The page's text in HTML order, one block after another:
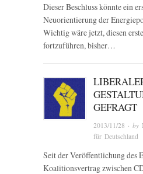
Dieser Beschluss könnte ein
Neuorientierung der
Wichtig wäre jetzt, diesen
fortzuführen, bisher…
GEFRAGT
2013/11/28 · by
für Deutschland
Seit der Veröffentlichung des
Koalitionsvertrag zwischen